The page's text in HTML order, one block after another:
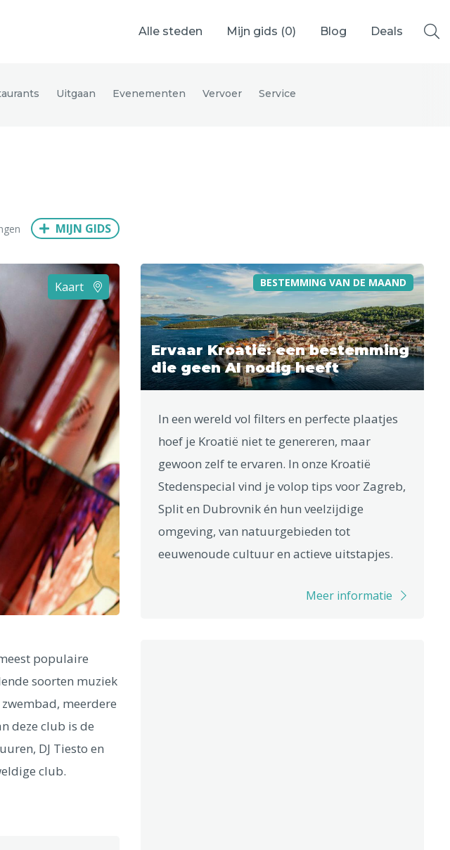
Alle steden Mijn gids (0) Blog Deals
Budapest Bangkok
Uitgaan Evenementen Vervoer Service
MIJN GIDS
Kaart
populaire
soorten muziek
meerdere
deze club is de
DJ Tiesto en
club.
BESTEMMING VAN DE MAAND
Ervaar Kroatië: een bestemming
die geen AI nodig heeft
In een wereld vol filters en perfecte plaatjes
hoef je Kroatië niet te genereren, maar
gewoon zelf te ervaren. In onze Kroatië
Stedenspecial vind je volop tips voor Zagreb,
Split en Dubrovnik én hun veelzijdige
omgeving, van natuurgebieden tot
eeuwenoude cultuur en actieve uitstapjes.
Meer informatie